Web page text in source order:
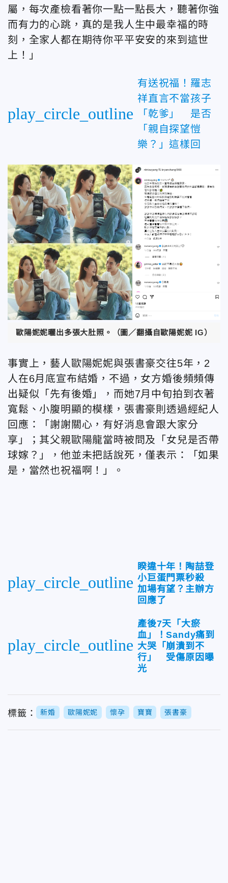
屬，每次產檢看著你一點一點長大，聽著你強
而有力的心跳，真的是我人生中最幸福的時
刻，全家人都在期待你平平安安的來到這世
上！」
play_circle_outline
有送祝福！羅志
祥直言不當孩子
「乾爹」 是否
「親自探望愷
樂？」這樣回
歐陽妮妮曬出多張大肚照。（圖／翻攝自歐陽妮妮 IG）
事實上，藝人歐陽妮妮與張書豪交往5年，2
人在6月底宣布結婚，不過，女方婚後頻頻傳
出疑似「先有後婚」，而她7月中旬拍到衣著
寬鬆、小腹明顯的模樣，張書豪則透過經紀人
回應：「謝謝關心，有好消息會跟大家分
享」；其父親歐陽龍當時被問及「女兒是否帶
球嫁？」，他並未把話說死，僅表示：「如果
是，當然也祝福啊！」。
play_circle_outline
睽違十年！陶喆登
小巨蛋門票秒殺
加場有望？主辦方
回應了
play_circle_outline
產後7天「大瘀
血」！Sandy痛到
大哭「崩潰到不
行」 受傷原因曝
光
標籤： 新婚 歐陽妮妮 懷孕 寶寶 張書豪